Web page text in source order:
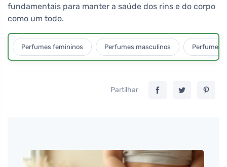
fundamentais para manter a saúde dos rins e do corpo
como um todo.
Perfumes femininos Perfumes masculinos Perfumes
Partilhar